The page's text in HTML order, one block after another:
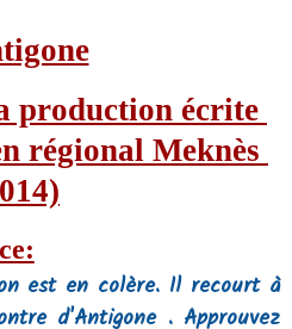
production écrite
régional Meknès
est en colère. Il recourt à
d'Antigone . Approuvez